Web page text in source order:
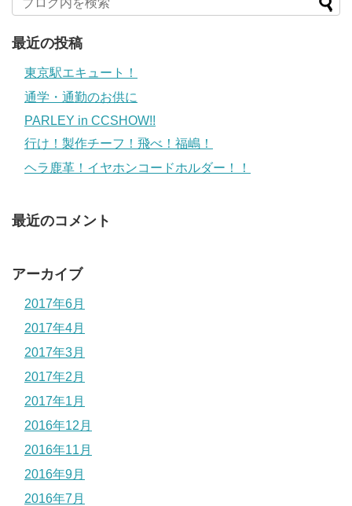
最近の投稿
東京駅エキュート！
通学・通勤のお供に
PARLEY in CCSHOW!!
行け！製作チーフ！飛べ！福嶋！
ヘラ鹿革！イヤホンコードホルダー！！
最近のコメント
アーカイブ
2017年6月
2017年4月
2017年3月
2017年2月
2017年1月
2016年12月
2016年11月
2016年9月
2016年7月